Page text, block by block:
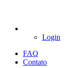
Login
FAQ
Contato